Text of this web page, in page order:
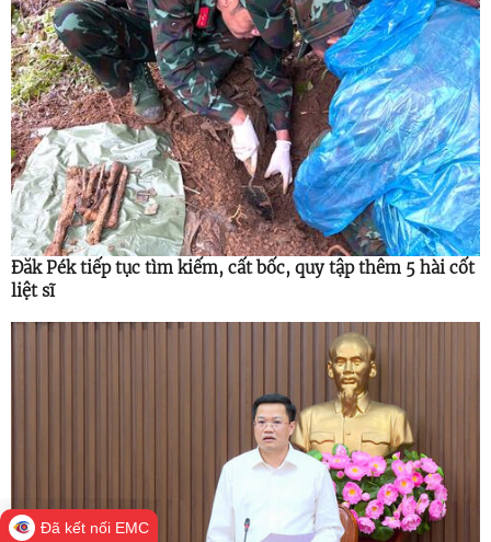
Đăk Pék tiếp tục tìm kiếm, cất bốc, quy tập thêm 5 hài cốt
liệt sĩ
Đã kết nối EMC